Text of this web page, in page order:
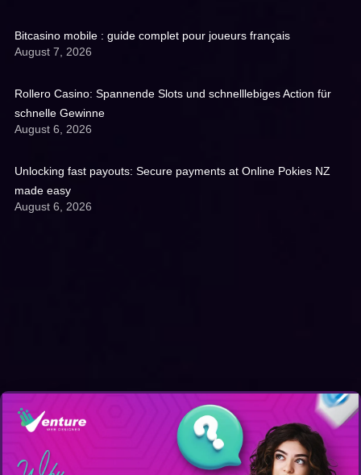
Bitcasino mobile : guide complet pour joueurs français
August 7, 2026
Rollero Casino: Spannende Slots und schnelllebiges Action für
schnelle Gewinne
August 6, 2026
Unlocking fast payouts: Secure payments at Online Pokies NZ
made easy
August 6, 2026